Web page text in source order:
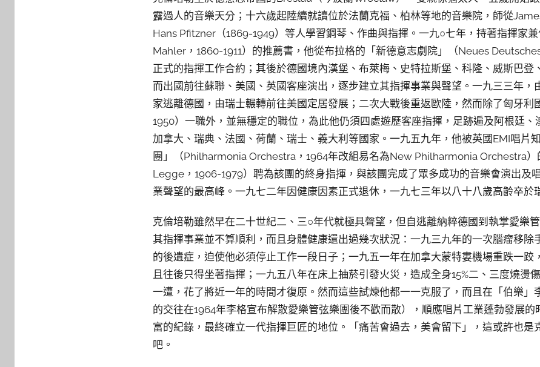
露過人的音樂天分；十六歲起陸續就讀位於法蘭克福、柏林等地的音樂院，師從
Hans Pfitzner（1869-1949）等人學習鋼琴、作曲與指揮。一九○七年，持著指揮家
Mahler，1860-1911）的推薦書，他從布拉格的「新德意志劇院」（Neues
正式的指揮工作合約；其後於德國境內漢堡、布萊梅、史特拉斯堡、科隆、威斯巴登
而出國前往蘇聯、美國、英國客座演出，逐步建立其指揮事業與聲望。一九三三年，
家逃離德國，由瑞士輾轉前往美國定居發展；二次大戰後重返歐陸，然而除了匈牙利
1950）一職外，並無穩定的職位，為此他仍須四處遊歷客座指揮，足跡遍及阿根廷、
加拿大、瑞典、法國、荷蘭、瑞士、義大利等國家。一九五九年，他被英國EMI唱片
團」（Philharmonia Orchestra，1964年改組易名為New Philharmonia Orchestra
Legge，1906-1979）聘為該團的終身指揮，與該團完成了眾多成功的音樂會演出及
業聲望的最高峰。一九七二年因健康因素正式退休，一九七三年以八十八歲高齡卒於
克倫培勒雖然早在二十世紀二、三○年代就極具聲望，但自逃離納粹德國到執掌愛樂
其指揮事業並不算順利，而且身體健康還出過幾次狀況：一九三九年的一次腦瘤移除
的後遺症，迫使他必須停止工作一段日子；一九五一年在加拿大蒙特婁機場重跌一跤
且往後只得坐著指揮；一九五八年在床上抽菸引發火災，造成全身15%二、三度燒燙
一遭，花了將近一年的時間才復原。然而這些試煉他都一一克服了，而且在「伯樂」
的交往在1964年李格宣布解散愛樂管弦樂團後不歡而散），順應唱片工業蓬勃發展
富的紀錄，最終確立一代指揮巨匠的地位。「痛苦會過去，美會留下」，這或許也是
吧。